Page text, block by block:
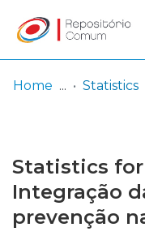
Browse repository
Entities
Log
In
(current)
Home Statistics
Statistics for
Integração
prevenção